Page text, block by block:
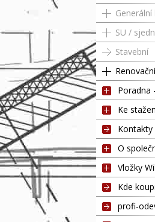
Generální
SU /
Stavební
Poradna
Ke
Kontakty
O
Vložky
Kde
profi-